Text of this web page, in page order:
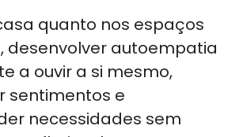
quanto nos espaços
desenvolver autoempatia
a ouvir a si mesmo,
sentimentos e
necessidades sem